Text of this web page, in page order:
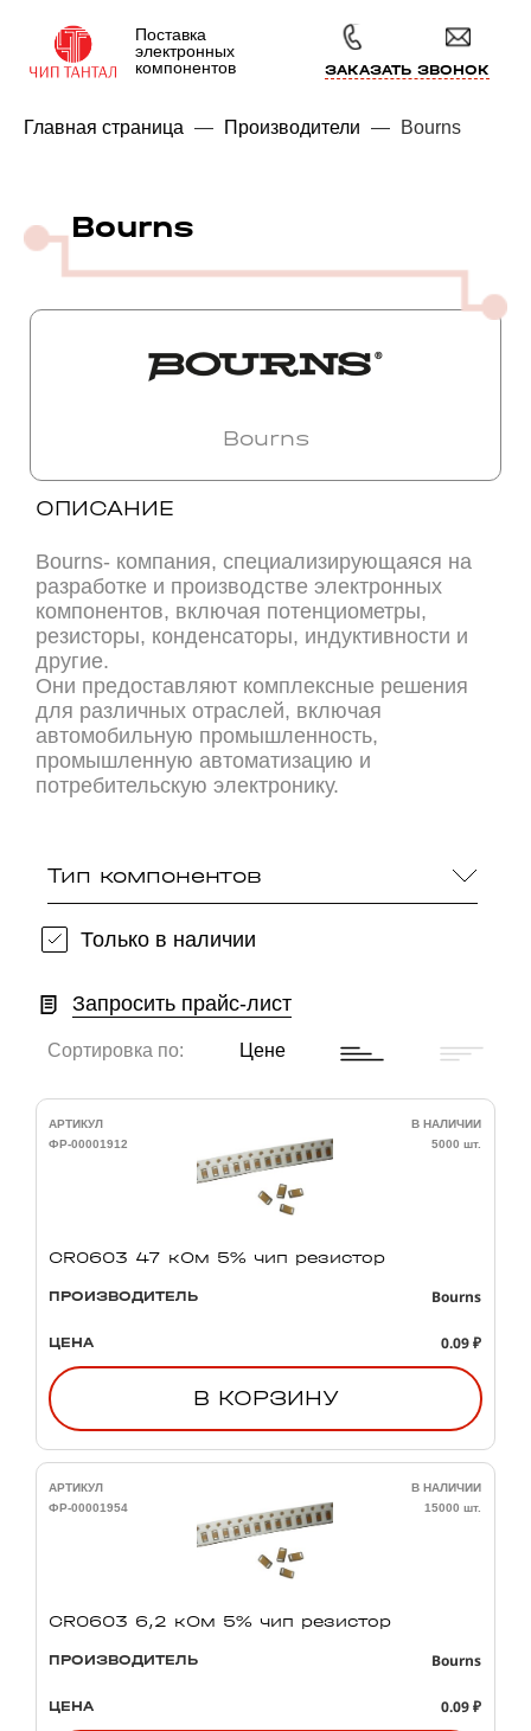
Поставка
электронных
компонентов
ЗАКАЗАТЬ ЗВОНОК
Главная страница — Производители — Bourns
Bourns
Bourns
ОПИСАНИЕ
Bourns- компания, специализирующаяся на
разработке и производстве электронных
компонентов, включая потенциометры,
резисторы, конденсаторы, индуктивности и
другие.
Они предоставляют комплексные решения
для различных отраслей, включая
автомобильную промышленность,
промышленную автоматизацию и
потребительскую электронику.
Тип компонентов
Только в наличии
Запросить прайс-лист
Сортировка по: Цене
АРТИКУЛ
ФР-00001912
В НАЛИЧИИ
5000 шт.
CR0603 47 кОм 5% чип резистор
ПРОИЗВОДИТЕЛЬ Bourns
ЦЕНА 0.09 ₽
В КОРЗИНУ
АРТИКУЛ
ФР-00001954
В НАЛИЧИИ
15000 шт.
CR0603 6,2 кОм 5% чип резистор
ПРОИЗВОДИТЕЛЬ Bourns
ЦЕНА 0.09 ₽